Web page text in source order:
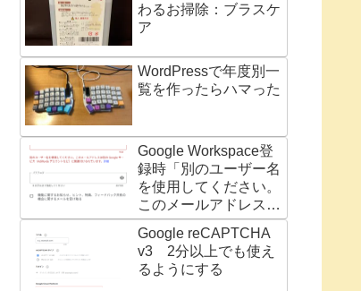
わるお掃除：ブラスケ
ア
WordPressで年度別一
覧を作ったらハマった
Google Workspace登
録時「別のユーザー名
を使用してください。
このメールアドレスは
別の Google サービス
（AdWords アカウン
トなど）に関連付けら
れています」の対処法
Google reCAPTCHA
v3 2分以上でも使え
るようにする